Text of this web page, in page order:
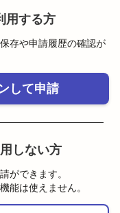
用する方
存や申請履歴の確認が
して申請
しない方
ができます。
能は使えません。